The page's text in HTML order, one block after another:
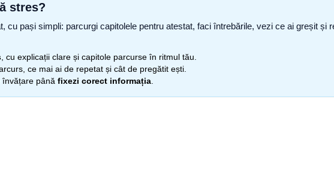
stres?
cu pași simpli: parcurgi capitolele pentru atestat, faci întrebările, vezi ce ai greșit
, cu explicații clare și capitole parcurse în ritmul tău.
ce mai ai de repetat și cât de pregătit ești.
până fixezi corect informația